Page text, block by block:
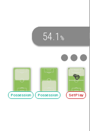
54.1 %
SetPlay
Possession
Possession